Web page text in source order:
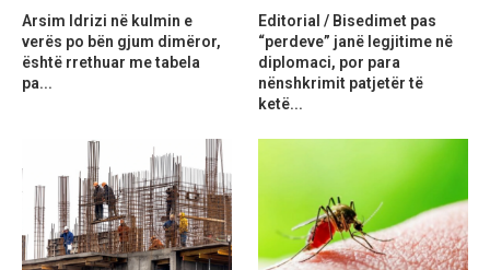
Arsim Idrizi në kulmin e
verës po bën gjum dimëror,
është rrethuar me tabela
pa...
Editorial / Bisedimet pas
“perdeve” janë legjitime në
diplomaci, por para
nënshkrimit patjetër të
ketë...